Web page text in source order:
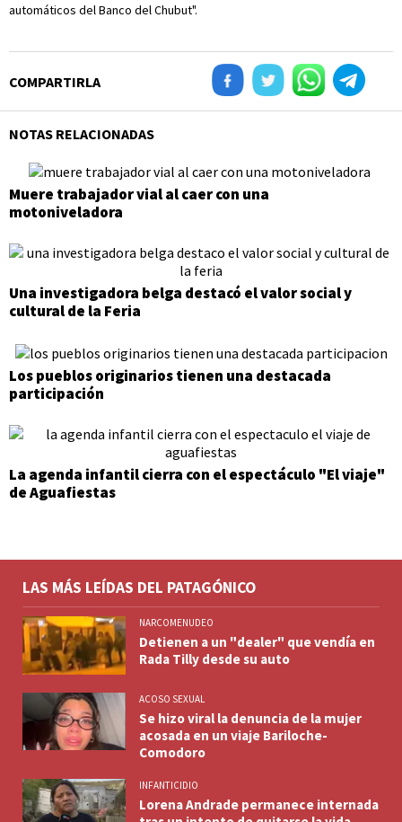
automáticos del Banco del Chubut".
COMPARTIRLA
NOTAS RELACIONADAS
Muere trabajador vial al caer con una
motoniveladora
Una investigadora belga destacó el valor social y
cultural de la Feria
Los pueblos originarios tienen una destacada
participación
La agenda infantil cierra con el espectáculo "El viaje"
de Aguafiestas
LAS MÁS LEÍDAS DEL PATAGÓNICO
NARCOMENUDEO
Detienen a un "dealer" que vendía en
Rada Tilly desde su auto
ACOSO SEXUAL
Se hizo viral la denuncia de la mujer
acosada en un viaje Bariloche-
Comodoro
INFANTICIDIO
Lorena Andrade permanece internada